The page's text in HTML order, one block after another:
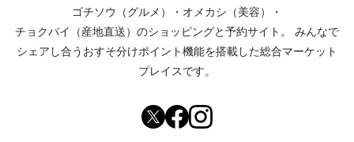
ゴチソウ（グルメ）
・ オメカシ（美容）
・
チョクバイ（産地直送） のショッピングと予約サイト。
みんなで
シェアし合う おすそ分けポイント機能を搭載した総合マーケット
プレイスです。